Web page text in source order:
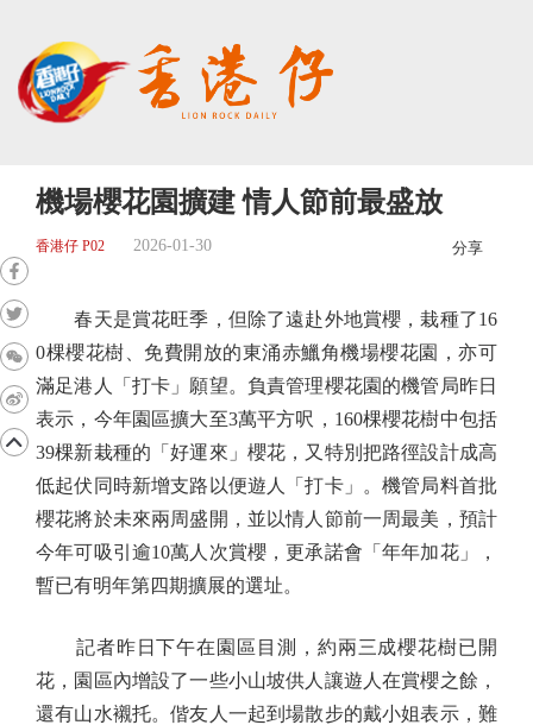
機場櫻花園擴建 情人節前最盛放
香港仔 P02 2026-01-30 分享
春天是賞花旺季，但除了遠赴外地賞櫻，栽種了16
0棵櫻花樹、免費開放的東涌赤鱲角機場櫻花園，亦可
滿足港人「打卡」願望。負責管理櫻花園的機管局昨日
表示，今年園區擴大至3萬平方呎，160棵櫻花樹中包括
39棵新栽種的「好運來」櫻花，又特別把路徑設計成高
低起伏同時新增支路以便遊人「打卡」。機管局料首批
櫻花將於未來兩周盛開，並以情人節前一周最美，預計
今年可吸引逾10萬人次賞櫻，更承諾會「年年加花」，
暫已有明年第四期擴展的選址。
記者昨日下午在園區目測，約兩三成櫻花樹已開
花，園區內增設了一些小山坡供人讓遊人在賞櫻之餘，
還有山水襯托。偕友人一起到場散步的戴小姐表示，難